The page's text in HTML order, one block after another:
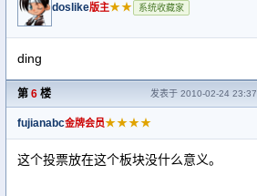
doslike版主★★ 系统收藏家
ding
第 6 楼 发表于 2010-02-24 23:37
fujianabc金牌会员★★★★
这个投票放在这个板块没什么意义。